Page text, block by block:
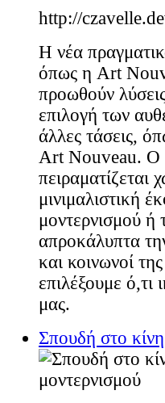
http://
Η νέα
όπως η Art
προωθούν
επιλογή των
άλλες τάσεις,
Art Nouveau. Ο
πειραματίζεται
μινιμαλιστική
μοντερνισμού ή
απροκάλυπτα
και κοινωνοί
επιλέξουμε ό,τι
μας.
Σπουδή στο